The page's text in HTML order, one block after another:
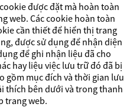
được đặt mà hoàn toàn
web. Các cookie hoàn toàn
cần thiết để hiển thị trang
được sử dụng để nhận diện
để ghi nhận liệu đã cho
hay liệu việc lưu trữ đó đã bị
gồm mục đích và thời gian lưu
thích bên dưới và trong thanh
trang web.